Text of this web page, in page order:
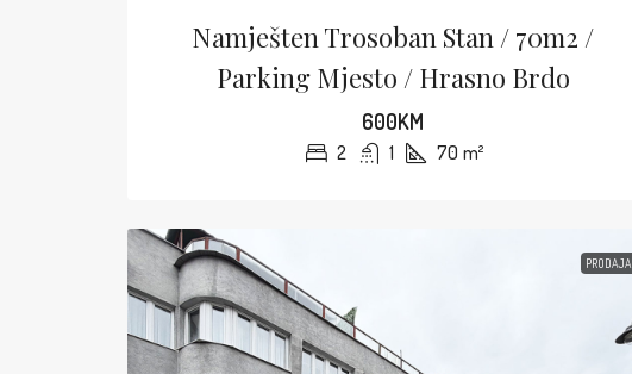
Namješten Trosoban Stan / 70m2 /
Parking Mjesto / Hrasno Brdo
600KM
2 1 70 m²
PRODAJA